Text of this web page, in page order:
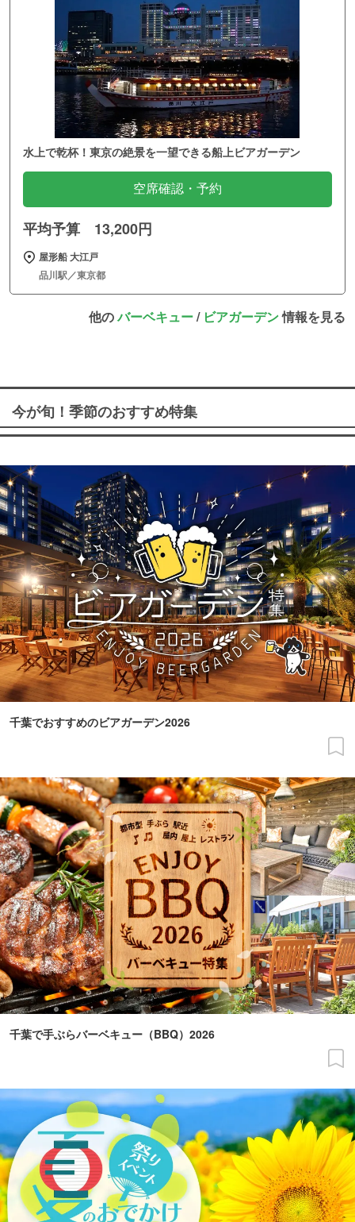
水上で乾杯！東京の絶景を一望できる船上ビアガーデン
空席確認・予約
平均予算 13,200円
屋形船 大江戸
品川駅／東京都
他のバーベキュー/ ビアガーデン情報を見る
今が旬！季節のおすすめ特集
千葉でおすすめのビアガーデン2026
千葉で手ぶらバーベキュー（BBQ）2026